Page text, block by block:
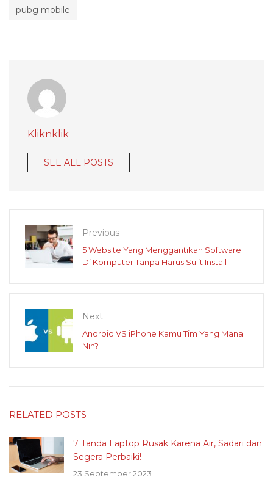
pubg mobile
Kliknklik
SEE ALL POSTS
Previous
5 Website Yang Menggantikan Software
Di Komputer Tanpa Harus Sulit Install
Next
Android VS iPhone Kamu Tim Yang Mana
Nih?
RELATED POSTS
7 Tanda Laptop Rusak Karena Air, Sadari dan
Segera Perbaiki!
23 September 2023